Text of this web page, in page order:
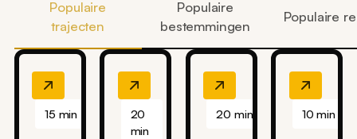
Populaire
trajecten
Populaire
bestemmingen
Populaire
15 min
20
min
20 min 10 min